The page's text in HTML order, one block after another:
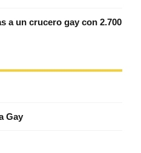
a un crucero gay con 2.700
Gay